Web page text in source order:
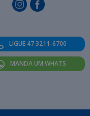
LIGUE 47 3211-6700
MANDA UM WHATS